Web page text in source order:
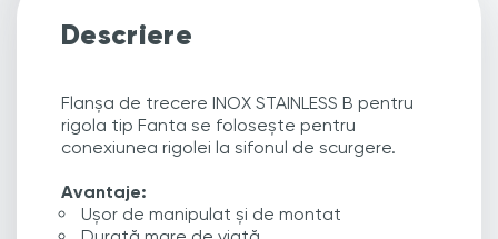
Descriere
Flanșa de trecere INOX STAINLESS B pentru
rigola tip Fanta se folosește pentru
conexiunea rigolei la sifonul de scurgere.
Avantaje:
Ușor de manipulat și de montat